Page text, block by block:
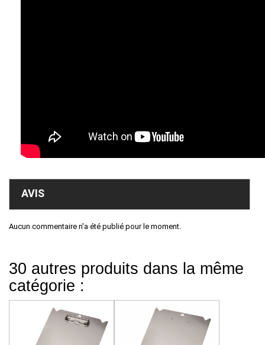
AVIS
Aucun commentaire n'a été publié pour le moment.
30 autres produits dans la même
catégorie :